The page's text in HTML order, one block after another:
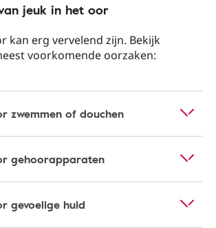
jeuk in het oor
kan erg vervelend zijn. Bekijk
voorkomende oorzaken:
zwemmen of douchen
gehoorapparaten
gevoelige huid